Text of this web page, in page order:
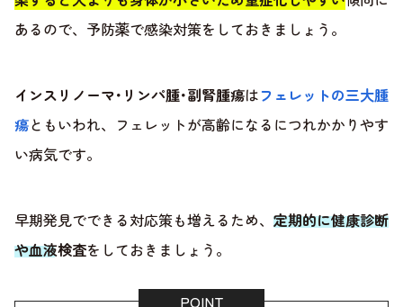
あるので、予防薬で感染対策をしておきましょう。
インスリノーマ･リンパ腫･副腎腫瘍はフェレットの三大腫
瘍ともいわれ、フェレットが高齢になるにつれかかりやす
い病気です。
早期発見でできる対応策も増えるため、 定期的に健康診断
や血液検査をしておきましょう。